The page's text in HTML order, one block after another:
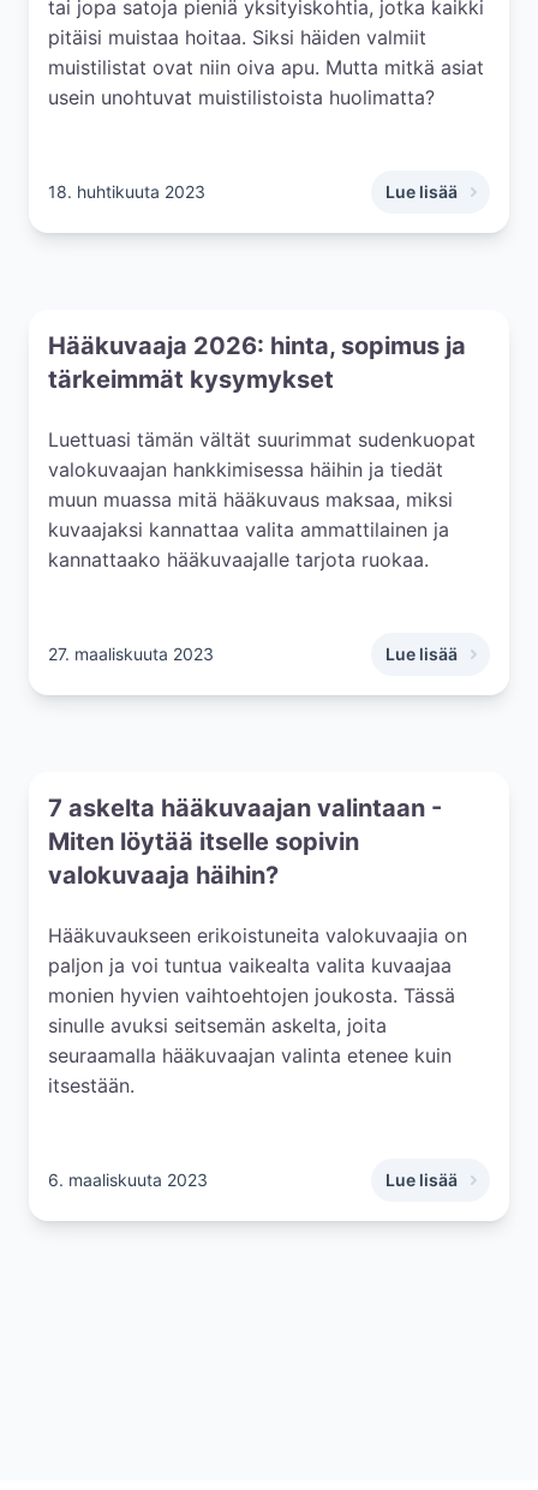
tai jopa satoja pieniä yksityiskohtia, jotka kaikki
pitäisi muistaa hoitaa. Siksi häiden valmiit
muistilistat ovat niin oiva apu. Mutta mitkä asiat
usein unohtuvat muistilistoista huolimatta?
18. huhtikuuta 2023 Lue lisää
,Häiden
Hääkuvaaja 2026: hinta, sopimus ja
tärkeimmät kysymykset
Luettuasi tämän vältät suurimmat sudenkuopat
valokuvaajan hankkimisessa häihin ja tiedät
muun muassa mitä hääkuvaus maksaa, miksi
kuvaajaksi kannattaa valita ammattilainen ja
kannattaako hääkuvaajalle tarjota ruokaa.
27. maaliskuuta 2023 Lue lisää
,Hääkuvaaja
7 askelta hääkuvaajan valintaan -
Miten löytää itselle sopivin
valokuvaaja häihin?
Hääkuvaukseen erikoistuneita valokuvaajia on
paljon ja voi tuntua vaikealta valita kuvaajaa
monien hyvien vaihtoehtojen joukosta. Tässä
sinulle avuksi seitsemän askelta, joita
seuraamalla hääkuvaajan valinta etenee kuin
itsestään.
6. maaliskuuta 2023 Lue lisää
,7 askelta